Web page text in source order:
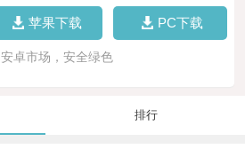
苹果下载 PC下载
安卓市场，安全绿色
排行